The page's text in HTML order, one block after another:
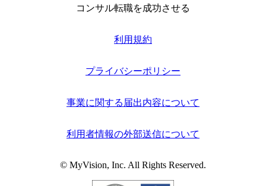
コンサル転職を成功させる
利用規約
プライバシーポリシー
事業に関する届出内容について
利用者情報の外部送信について
© MyVision, Inc. All Rights Reserved.